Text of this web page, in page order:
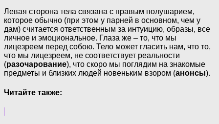
Левая сторона тела связана с правым полушарием,
которое обычно (при этом у парней в основном, чем у
дам) считается ответственным за интуицию, образы, все
личное и эмоциональное. Глаза же – то, что мы
лицезреем перед собою. Тело может гласить нам, что то,
что мы лицезреем, не соответствует реальности
(разочарование), что скоро мы поглядим на знакомые
предметы и близких людей новеньким взором (анонсы).
Читайте также: